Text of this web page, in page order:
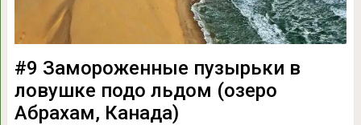
#9 Замороженные пузырьки в
ловушке подо льдом (озеро
Абрахам, Канада)